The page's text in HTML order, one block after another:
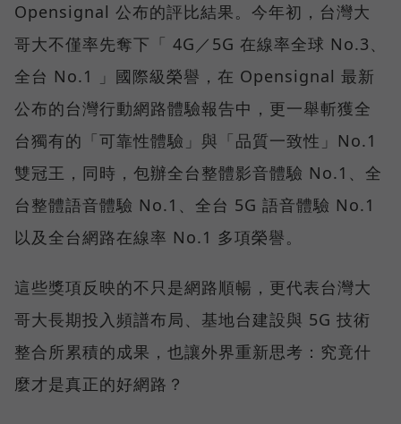
Opensignal 公布的評比結果。今年初，台灣大
哥大不僅率先奪下「 4G／5G 在線率全球 No.3、
全台 No.1 」國際級榮譽，在 Opensignal 最新
公布的台灣行動網路體驗報告中，更一舉斬獲全
台獨有的「可靠性體驗」與「品質一致性」No.1
雙冠王，同時，包辦全台整體影音體驗 No.1、全
台整體語音體驗 No.1、全台 5G 語音體驗 No.1
以及全台網路在線率 No.1 多項榮譽。
這些獎項反映的不只是網路順暢，更代表台灣大
哥大長期投入頻譜布局、基地台建設與 5G 技術
整合所累積的成果，也讓外界重新思考：究竟什
麼才是真正的好網路？